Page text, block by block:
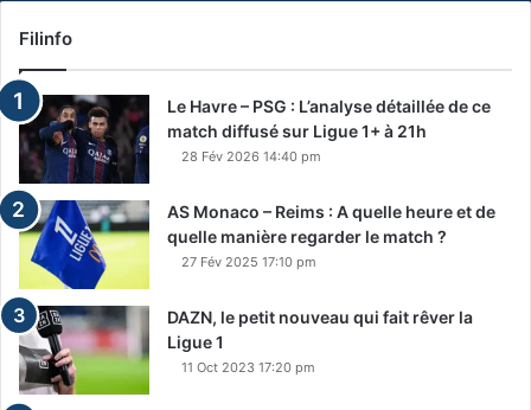
Filinfo
Le Havre – PSG : L’analyse détaillée de ce
match diffusé sur Ligue 1+ à 21h
28 Fév 2026 14:40 pm
AS Monaco – Reims : A quelle heure et de
quelle manière regarder le match ?
27 Fév 2025 17:10 pm
DAZN, le petit nouveau qui fait rêver la
Ligue 1
11 Oct 2023 17:20 pm